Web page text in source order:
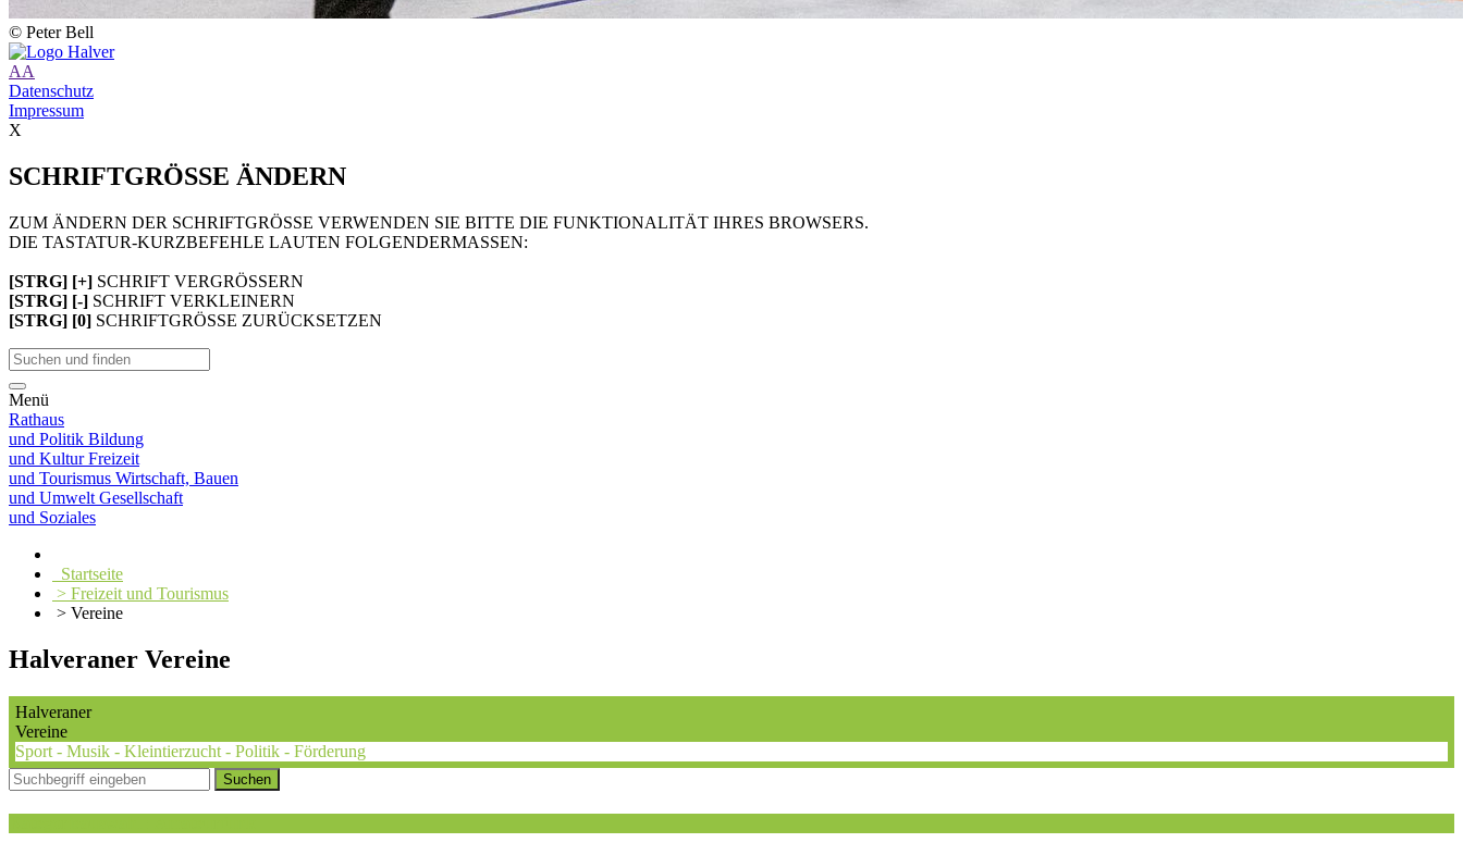
© Peter Bell
AA
Datenschutz
Impressum
X
SCHRIFTGRÖSSE ÄNDERN
ZUM ÄNDERN DER SCHRIFTGRÖSSE VERWENDEN SIE BITTE DIE FUNKTIONALITÄT IHRES BROWSERS.
DIE TASTATUR-KURZBEFEHLE LAUTEN FOLGENDERMASSEN:
[STRG] [+] SCHRIFT VERGRÖSSERN
[STRG] [-] SCHRIFT VERKLEINERN
[STRG] [0] SCHRIFTGRÖSSE ZURÜCKSETZEN
Menü
Rathaus
und Politik Bildung
und KulturFreizeit
und Tourismus Wirtschaft, Bauen
und Umwelt Gesellschaft
und Soziales
Startseite
> Freizeit und Tourismus
> Vereine
Halveraner Vereine
Halveraner
Vereine
Sport - Musik - Kleintierzucht - Politik - Förderung